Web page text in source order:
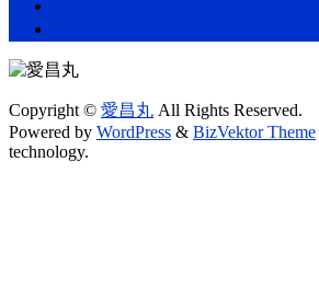
Copyright © 愛昌丸 All Rights Reserved.
Powered by WordPress & BizVektor Theme
technology.